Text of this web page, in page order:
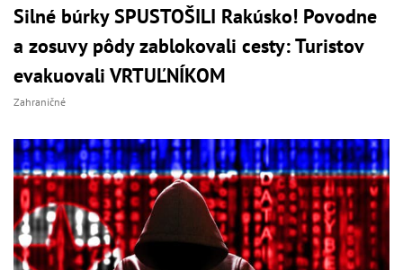
Silné búrky SPUSTOŠILI Rakúsko! Povodne
a zosuvy pôdy zablokovali cesty: Turistov
evakuovali VRTUĽNÍKOM
Zahraničné